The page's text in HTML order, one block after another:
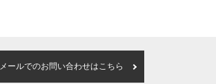
メールでのお問い合わせはこちら